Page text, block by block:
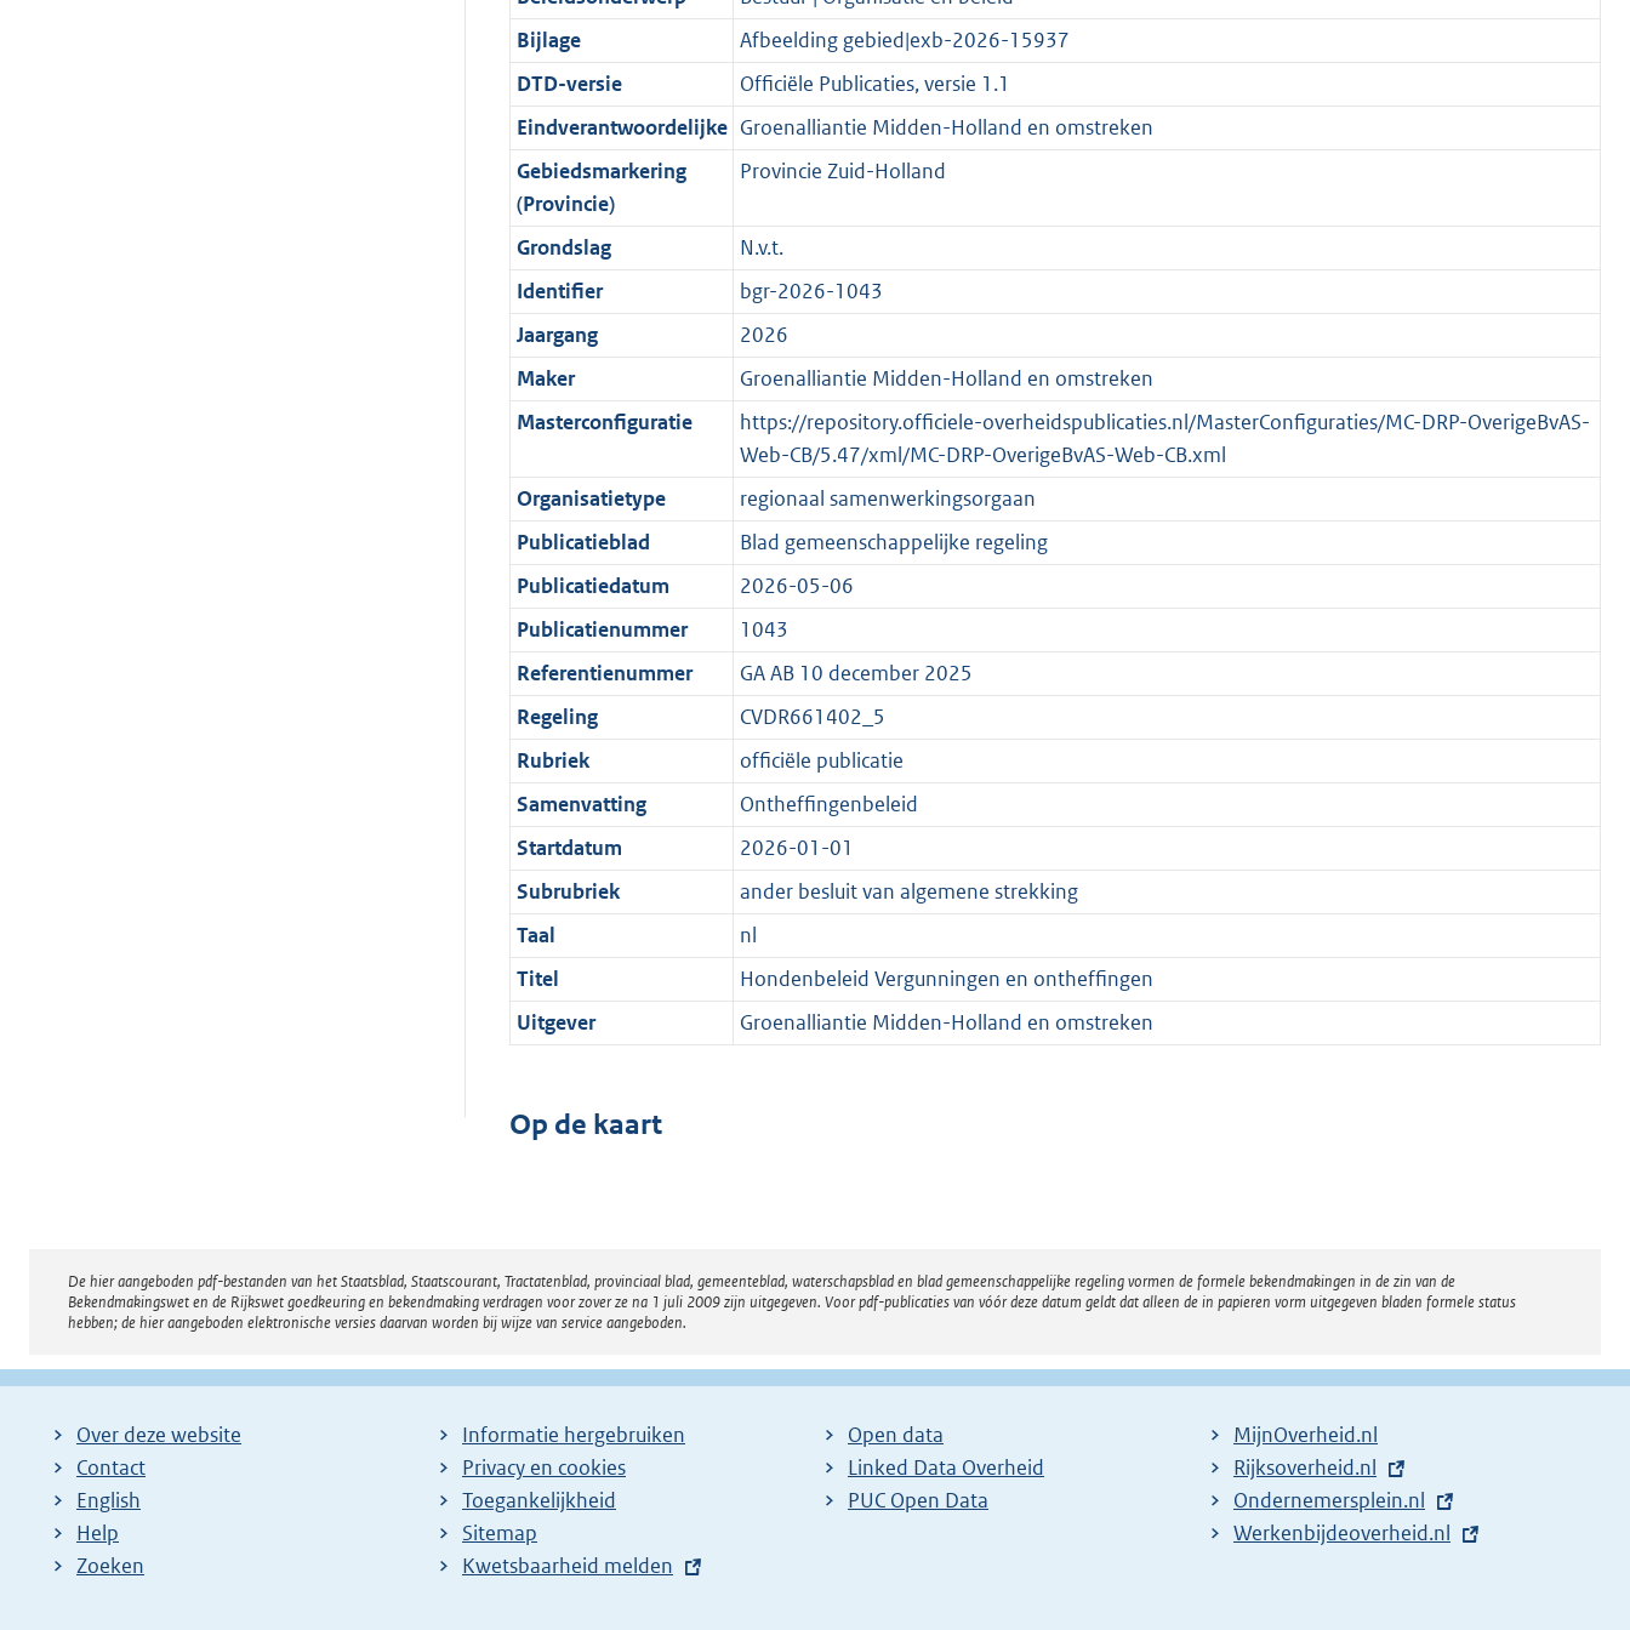
i
e
i
n
f
o
r
m
a
a
t
4
3
9
K
b
t
i
e
i
n
f
o
r
m
a
a
t
:
9
7
K
b
a
t
i
e
i
n
f
o
r
m
a
a
t
e
1
4
K
b
c
a
t
i
e
i
n
f
o
r
m
a
a
t
:
3
6
K
b
d
s
g
r
o
o
t
e
:
2
K
b
n
d
s
g
r
o
t
e
2
K
b
Bijlage
Afbeelding gebied|exb-2026-15937
DTD-versie
Officiële Publicaties, versie 1.1
Eindverantwoordelijke Groenalliantie Midden-Holland en omstreken
Gebiedsmarkering
(Provincie)
Provincie Zuid-Holland
Grondslag
N.v.t.
Identifier
bgr-2026-1043
Jaargang
2026
Maker
Groenalliantie Midden-Holland en omstreken
Masterconfiguratie
https://repository.officiele-overheidspublicaties.nl/MasterConfiguraties/MC-DRP-OverigeBvAS-
Web-CB/5.47/xml/MC-DRP-OverigeBvAS-Web-CB.xml
Organisatietype
regionaal samenwerkingsorgaan
Publicatieblad
Blad gemeenschappelijke regeling
Publicatiedatum
2026-05-06
Publicatienummer
1043
Referentienummer
GA AB 10 december 2025
Regeling
CVDR661402_5
Rubriek
officiële publicatie
Samenvatting
Ontheffingenbeleid
Startdatum
2026-01-01
Subrubriek
ander besluit van algemene strekking
Taal
nl
Titel
Hondenbeleid Vergunningen en ontheffingen
Uitgever
Groenalliantie Midden-Holland en omstreken
Op de kaart
Disclaimer
De hier aangeboden pdf-bestanden van het Staatsblad, Staatscourant, Tractatenblad, provinciaal blad, gemeenteblad, waterschapsblad en blad gemeenschappelijke regeling vormen de formele bekendmakingen in de zin van de
Bekendmakingswet en de Rijkswet goedkeuring en bekendmaking verdragen voor zover ze na 1 juli 2009 zijn uitgegeven. Voor pdf-publicaties van vóór deze datum geldt dat alleen de in papieren vorm uitgegeven bladen formele status
hebben; de hier aangeboden elektronische versies daarvan worden bij wijze van service aangeboden.
Over deze website
Contact
English
Help
Zoeken
Informatie hergebruiken
Privacy en cookies
Toegankelijkheid
Sitemap
E
Kwetsbaarheid melden
Open data
Linked Data Overheid
PUC Open Data
MijnOverheid.nl
E
x
t
Rijksoverheid.nl
E
x
Ondernemersplein.nl
E
Werkenbijdeoverheid.nl